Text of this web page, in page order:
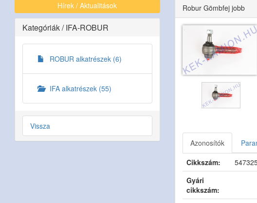
Hírek / Aktualitások
Kategóriák/IFA-ROBUR
ROBUR alkatrészek (6)
IFA alkatrészek (55)
Vissza
Robur Gömbfej jobb
Azonosítók
Cikkszám:
Gyári
cikkszám: